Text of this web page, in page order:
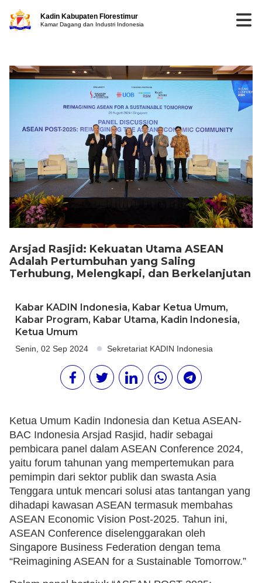
Kadin Kabupaten Florestimur
Kamar Dagang dan Industri Indonesia
Arsjad Rasjid: Kekuatan Utama ASEAN
Adalah Pertumbuhan yang Saling
Terhubung, Melengkapi, dan Berkelanjutan
Kabar KADIN Indonesia, Kabar Ketua Umum,
Kabar Program, Kabar Utama, Kadin Indonesia,
Ketua Umum
Senin, 02 Sep 2024 Sekretariat KADIN Indonesia
Ketua Umum Kadin Indonesia dan Ketua ASEAN-
BAC Indonesia Arsjad Rasjid, hadir sebagai
pembicara panel dalam ASEAN Conference 2024,
yaitu forum tahunan yang mempertemukan para
pemimpin dari sektor publik dan swasta Asia
Tenggara untuk mencari solusi atas tantangan yang
dihadapi kawasan ASEAN termasuk membahas
ASEAN Economic Vision Post-2025. Tahun ini,
ASEAN Conference diselenggarakan oleh
Singapore Business Federation dengan tema
“Reimagining ASEAN for a Sustainable Tomorrow.”